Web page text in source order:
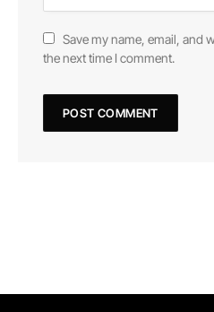
Save my name, email, and
the next time I comment.